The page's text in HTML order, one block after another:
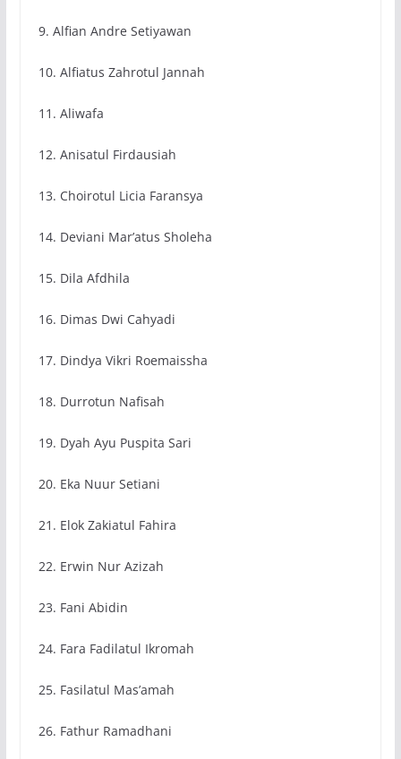
9. Alfian Andre Setiyawan
10. Alfiatus Zahrotul Jannah
11. Aliwafa
12. Anisatul Firdausiah
13. Choirotul Licia Faransya
14. Deviani Mar’atus Sholeha
15. Dila Afdhila
16. Dimas Dwi Cahyadi
17. Dindya Vikri Roemaissha
18. Durrotun Nafisah
19. Dyah Ayu Puspita Sari
20. Eka Nuur Setiani
21. Elok Zakiatul Fahira
22. Erwin Nur Azizah
23. Fani Abidin
24. Fara Fadilatul Ikromah
25. Fasilatul Mas’amah
26. Fathur Ramadhani